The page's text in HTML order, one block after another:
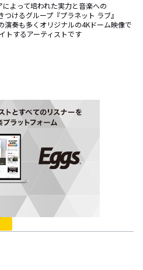
よって培われた実力と音楽への
けるグループ『プラネット ラブ』
演奏も多くオリジナルの4Kドーム映像で
トするアーティストです